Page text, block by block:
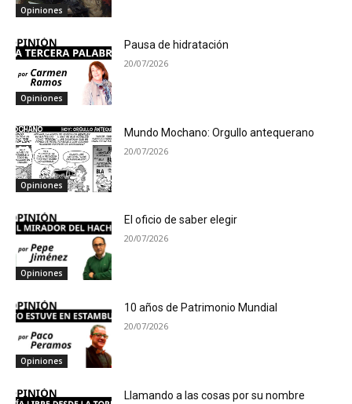
Opiniones
Opiniones
Pausa de hidratación
20/07/2026
Opiniones
Mundo Mochano: Orgullo antequerano
20/07/2026
Opiniones
El oficio de saber elegir
20/07/2026
Opiniones
10 años de Patrimonio Mundial
20/07/2026
Llamando a las cosas por su nombre